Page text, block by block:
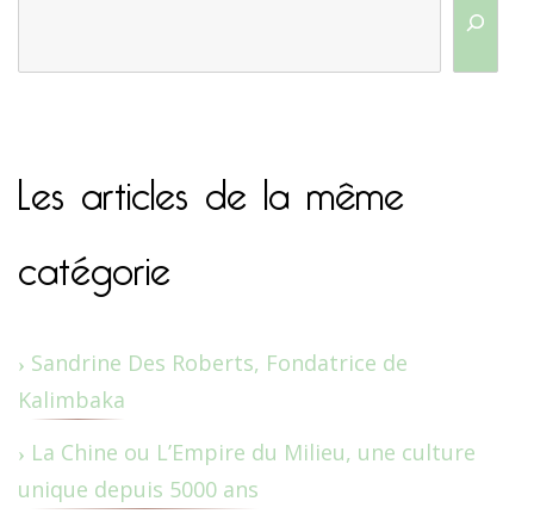
Les articles de la même
catégorie
Sandrine Des Roberts, Fondatrice de
Kalimbaka
La Chine ou L’Empire du Milieu, une culture
unique depuis 5000 ans